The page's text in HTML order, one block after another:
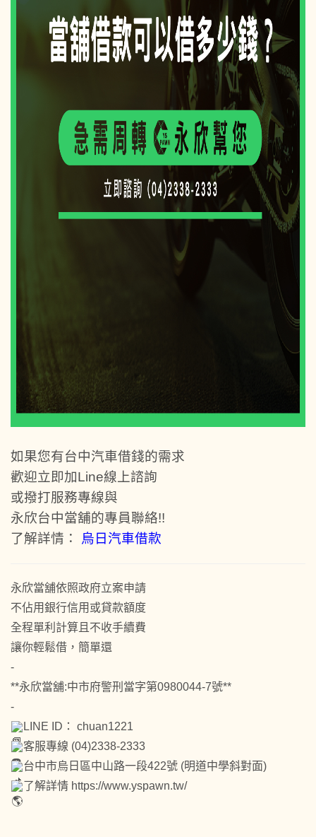
如果您有台中汽車借錢的需求
歡迎立即加Line線上諮詢
或撥打服務專線與
永欣台中當舖的專員聯絡!!
了解詳情： 烏日汽車借款
永欣當舖依照政府立案申請
不佔用銀行信用或貸款額度
全程單利計算且不收手續費
讓你輕鬆借，簡單還
-
**永欣當舖:中市府警刑當字第0980044-7號**
-
LINE ID： chuan1221
客服專線 (04)2338-2333
台中市烏日區中山路一段422號 (明道中學斜對面)
了解詳情 https://www.yspawn.tw/